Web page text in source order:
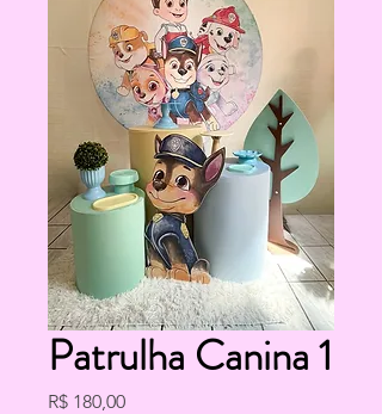
Patrulha Canina 1
R$ 180,00Preço